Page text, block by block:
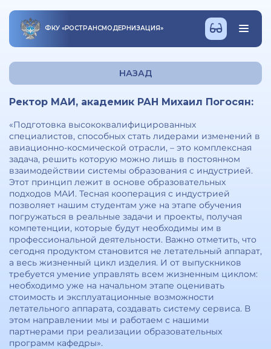
ФКУ «РОСТРАНСМОДЕРНИЗАЦИЯ»
НАЗАД
Ректор МАИ, академик РАН Михаил Погосян:
«Подготовка высококвалифицированных
специалистов, способных стать лидерами изменений в
авиационно-космической отрасли, – это комплексная
задача, решить которую можно лишь в постоянном
взаимодействии системы образования с индустрией.
Этот принцип лежит в основе образовательных
подходов МАИ. Тесная кооперация с индустрией
позволяет нашим студентам уже на этапе обучения
погружаться в реальные задачи и проекты, получая
компетенции, которые будут необходимы им в
профессиональной деятельности. Важно отметить, что
сегодня продуктом становится не летательный аппарат,
а весь жизненный цикл изделия. И от выпускников
требуется умение управлять всем жизненным циклом:
необходимо уже на начальном этапе оценивать
стоимость и эксплуатационные возможности
летательного аппарата, создавать систему сервиса. В
этом направлении мы и работаем с нашими
партнерами при реализации образовательных
программ кафедры».